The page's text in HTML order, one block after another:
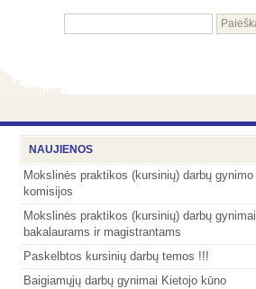
NAUJIENOS
Mokslinės praktikos (kursinių) darbų gynimo
komisijos
Mokslinės praktikos (kursinių) darbų gynimai
bakalaurams ir magistrantams
Paskelbtos kursinių darbų temos !!!
Baigiamųjų darbų gynimai Kietojo kūno